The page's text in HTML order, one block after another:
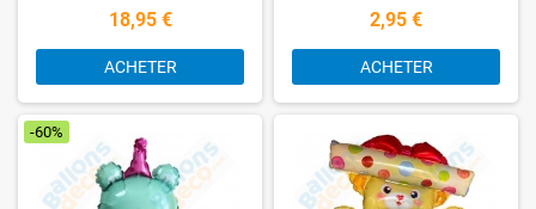
18,95 €
ACHETER
2,95 €
ACHETER
-60%